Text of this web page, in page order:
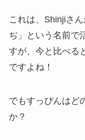
これは、Shinjiさ
ぢ」という名前で
すが、今と比べる
ですよね！
でもすっぴんはど
か？